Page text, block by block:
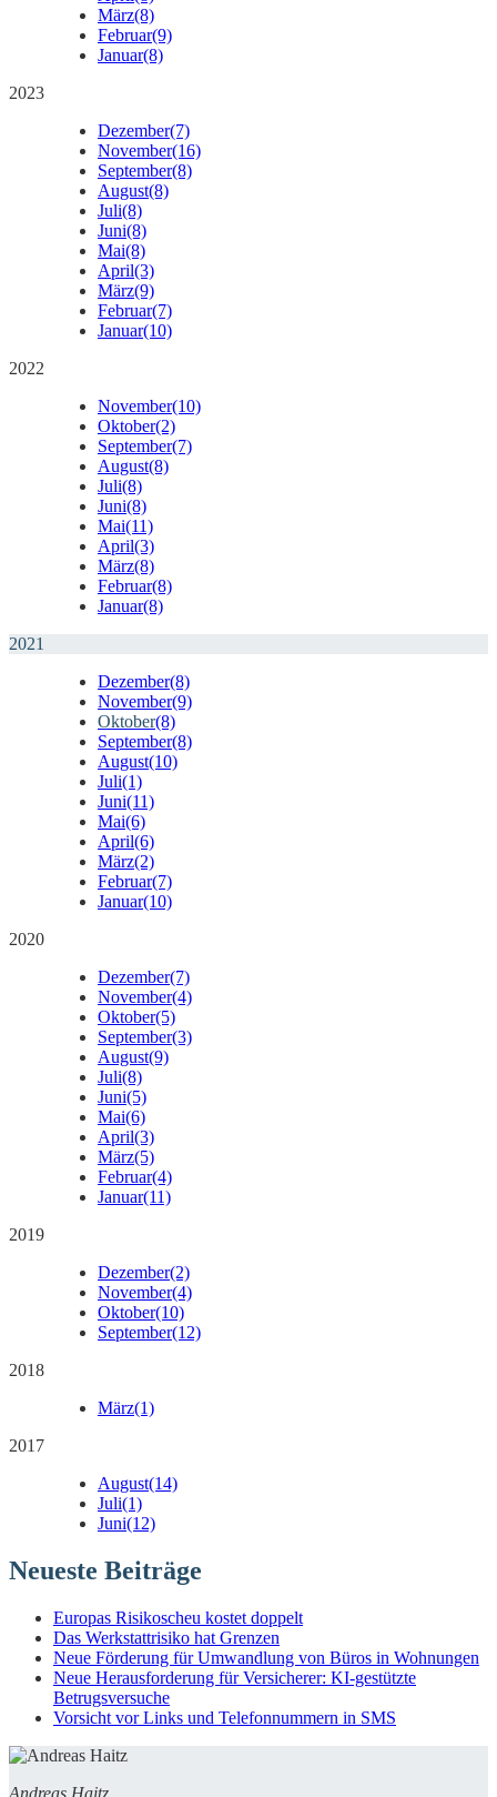
März(8)
Februar(9)
Januar(8)
2023
Dezember(7)
November(16)
September(8)
August(8)
Juli(8)
Juni(8)
Mai(8)
April(3)
März(9)
Februar(7)
Januar(10)
2022
November(10)
Oktober(2)
September(7)
August(8)
Juli(8)
Juni(8)
Mai(11)
April(3)
März(8)
Februar(8)
Januar(8)
2021
Dezember(8)
November(9)
Oktober(8)
September(8)
August(10)
Juli(1)
Juni(11)
Mai(6)
April(6)
März(2)
Februar(7)
Januar(10)
2020
Dezember(7)
November(4)
Oktober(5)
September(3)
August(9)
Juli(8)
Juni(5)
Mai(6)
April(3)
März(5)
Februar(4)
Januar(11)
2019
Dezember(2)
November(4)
Oktober(10)
September(12)
2018
März(1)
2017
August(14)
Juli(1)
Juni(12)
Neueste Beiträge
Europas Risikoscheu kostet doppelt
Das Werkstattrisiko hat Grenzen
Neue Förderung für Umwandlung von Büros in Wohnungen
Neue Herausforderung für Versicherer: KI-gestützte
Betrugsversuche
Vorsicht vor Links und Telefonnummern in SMS